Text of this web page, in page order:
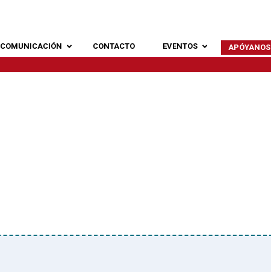
COMUNICACIÓN CONTACTO EVENTOS APÓYANOS